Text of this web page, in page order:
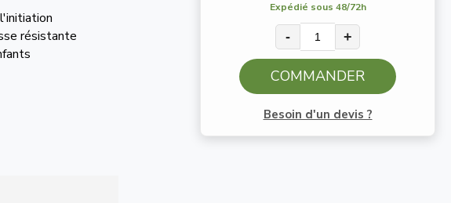
Expédié sous 48/72h
- +
COMMANDER
Besoin d'un devis ?
résistante